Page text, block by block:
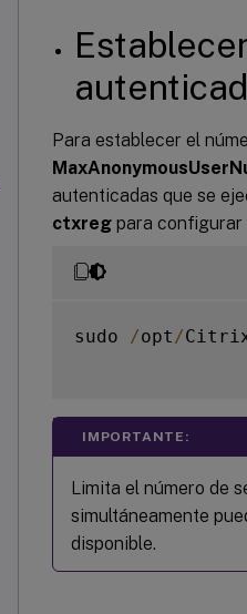
Para establecer el
autenticadas que se
ctxreg para configurar
sudo /opt /
IMPORTANTE:
Limita el número de
simultáneamente
disponible.